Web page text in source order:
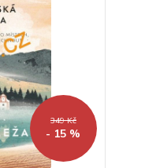
349 Kč
- 15 %